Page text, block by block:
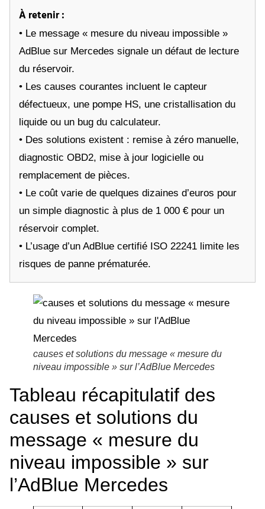
À retenir :
• Le message « mesure du niveau impossible »
AdBlue sur Mercedes signale un défaut de lecture
du réservoir.
• Les causes courantes incluent le capteur
défectueux, une pompe HS, une cristallisation du
liquide ou un bug du calculateur.
• Des solutions existent : remise à zéro manuelle,
diagnostic OBD2, mise à jour logicielle ou
remplacement de pièces.
• Le coût varie de quelques dizaines d’euros pour
un simple diagnostic à plus de 1 000 € pour un
réservoir complet.
• L’usage d’un AdBlue certifié ISO 22241 limite les
risques de panne prématurée.
causes et solutions du message « mesure du
niveau impossible » sur l’AdBlue Mercedes
Tableau récapitulatif des
causes et solutions du
message « mesure du
niveau impossible » sur
l’AdBlue Mercedes